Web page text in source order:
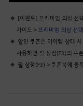
[이벤트] 프리미엄 의상 선
가이드 > 프리미엄 의상 선
할인 쿠폰은 아이템 상태
사용하면 펄 상점(F3)의 쿠
펄 상점(F3) > 쿠폰북에 등